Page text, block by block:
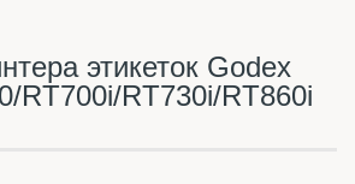
этикеток Godex
RT700i/RT730i/RT860i